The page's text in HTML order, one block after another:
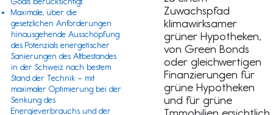
Maximale, über die
gesetzlichen Anforderungen
hinausgehende Ausschöpfung
des Potenzials energetischer
Sanierungen des Altbestandes
in der Schweiz nach bestem
Stand der Technik – mit
maximaler Optimierung bei der
Senkung des
Energieverbrauchs und der
Zuwachspfad
klimawirksamer
grüner Hypotheken,
von Green Bonds
oder gleichwertigen
Finanzierungen für
grüne Hypotheken
und für grüne